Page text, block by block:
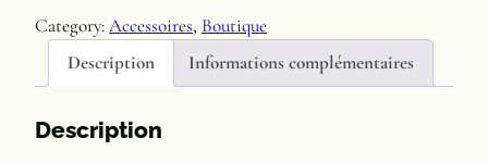
p
r
i
a
t
Category:Accessoires, Boutique
Description
Informations complémentaires
Description